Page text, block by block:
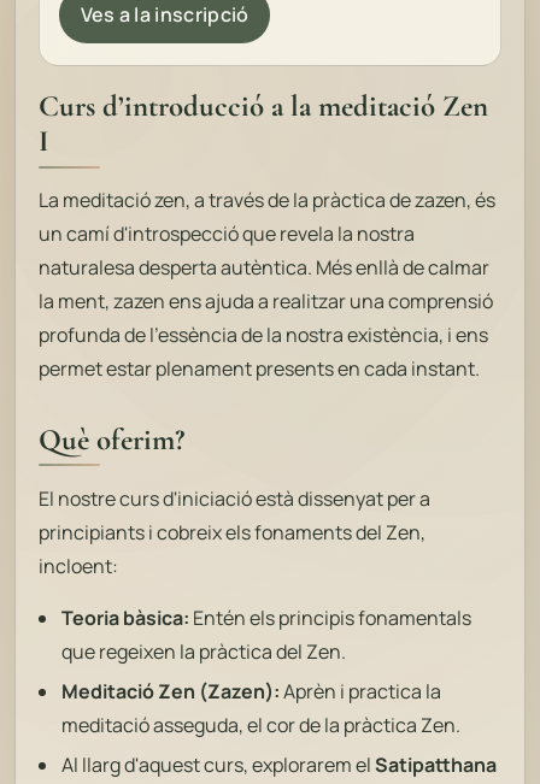
Ves a la inscripció
Curs d’introducció a la meditació Zen
I
La meditació zen, a través de la pràctica de zazen, és
un camí d'introspecció que revela la nostra
naturalesa desperta autèntica. Més enllà de calmar
la ment, zazen ens ajuda a realitzar una comprensió
profunda de l'essència de la nostra existència, i ens
permet estar plenament presents en cada instant.
Què oferim?
El nostre curs d'iniciació està dissenyat per a
principiants i cobreix els fonaments del Zen,
incloent:
Teoria bàsica: Entén els principis fonamentals
que regeixen la pràctica del Zen.
Meditació Zen (Zazen):Aprèn i practica la
meditació asseguda, el cor de la pràctica Zen.
Al llarg d'aquest curs, explorarem elSatipatthana